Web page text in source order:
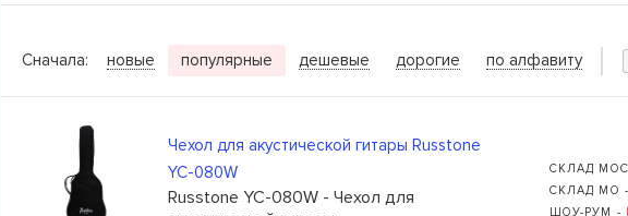
СООБЩИТЬ КОГДА ПОЯВИТСЯ
ТовараСтруны для бас-гитар Olympia HQB45100Sсейчас нет в
когда товар можно будет купить.
Сначала: новые популярные дешевые дорогие по алфавиту
Чехол для акустической гитары Russtone
YC-080W
Russtone YC-080W - Чехол для
СКЛАД
СКЛАД МО -
ШОУ-РУМ -